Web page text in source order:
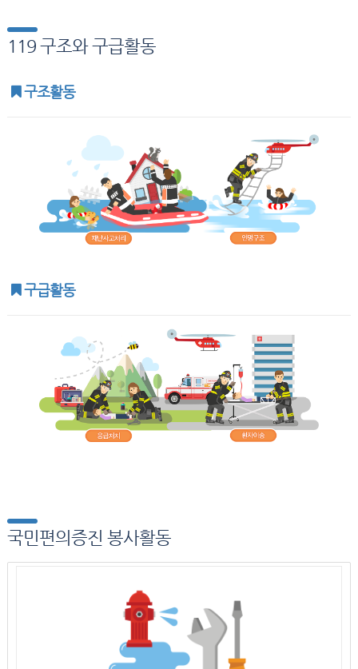
119 구조와 구급활동
구조활동
구급활동
국민편의증진 봉사활동